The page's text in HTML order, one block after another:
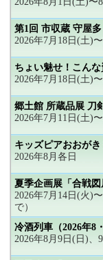
第1回 市収蔵 守屋
2026年7月18日(土)
ちょい魅せ！こん
2026年7月18日(土)
郷土館 所蔵品展 刀
2026年7月11日(土)
キッズピアおおが
2026年8月各日
夏季企画展「合戦
2026年7月14日(火)
で）
冷酒列車（2026年8
2026年8月9日(日)、